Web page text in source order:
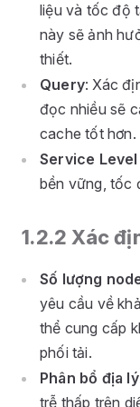
liệu và tốc độ
này sẽ ảnh
thiết.
Query: Xác
đọc nhiều sẽ
cache tốt hơn.
Service
bền vững, tốc
1.2.2 Xác
Số lượng
yêu cầu về
thể cung cấp
phối tải.
Phân bổ địa lý
trễ thấp trên